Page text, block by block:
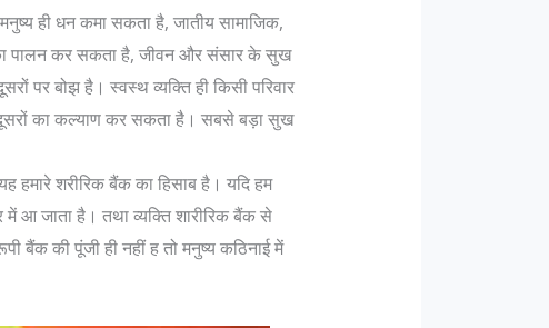
ही धन कमा सकता है, जातीय सामाजिक,
पालन कर सकता है, जीवन और संसार के सुख
पर बोझ है। स्वस्थ व्यक्ति ही किसी परिवार
दूसरों का कल्याण कर सकता है। सबसे बड़ा सुख
हमारे शरीरिक बैंक का हिसाब है। यदि हम
में आ जाता है। तथा व्यक्ति शारीरिक बैंक से
बैंक की पूंजी ही नहीं ह तो मनुष्य कठिनाई में